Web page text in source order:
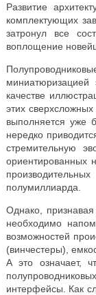
Развитие
комплектующих
затронул все
воплощение
миниатюризацией
качестве
этих
выполняется уже
нередко
стремительную
ориентированных
полумиллиарда.
Однако,
необходимо
возможностей
(винчестеры),
А это означает,
интерфейсы. Как